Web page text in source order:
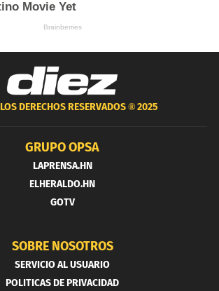
DERECHOS RESERVADOS ®2025
GRUPO OPSA
LAPRENSA.HN
ELHERALDO.HN
GOTV
SOBRE NOSOTROS
SERVICIO AL USUARIO
POLITICAS DE PRIVACIDAD